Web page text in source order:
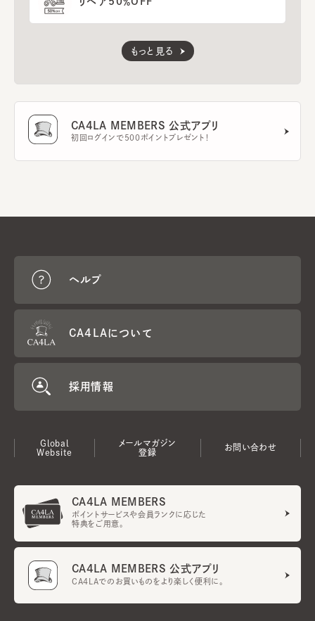
もっと見る
CA4LA MEMBERS 公式アプリ
初回ログインで500ポイントプレゼント！
ヘルプ
CA4LAについて
採用情報
Global
Website
メールマガジン
登録
お問い合わせ
CA4LA MEMBERS
ポイントサービスや会員ランクに応じた
特典をご用意。
CA4LA MEMBERS 公式アプリ
CA4LAでのお買いものをより楽しく便利に。